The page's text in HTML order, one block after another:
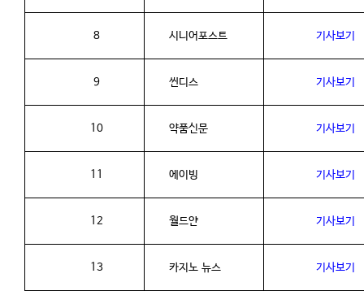
8 시니어포스트 기사보기
9 씬디스 기사보기
10 약품신문 기사보기
11 에이빙 기사보기
12 월드얀 기사보기
13 카지노 뉴스 기사보기